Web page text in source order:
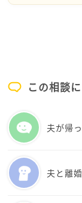
度話してみれ
彼女の場合は
て、夫からお
います。
自由業であれ
この相談
夫が帰
夫と離